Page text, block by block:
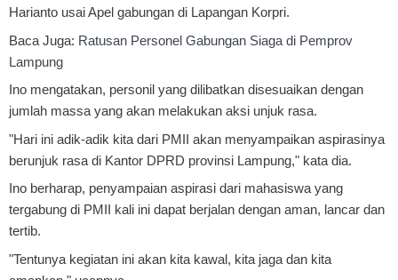
Harianto usai Apel gabungan di Lapangan Korpri.
Baca Juga: Ratusan Personel Gabungan Siaga di Pemprov
Lampung
Ino mengatakan, personil yang dilibatkan disesuaikan dengan
jumlah massa yang akan melakukan aksi unjuk rasa.
"Hari ini adik-adik kita dari PMII akan menyampaikan aspirasinya
berunjuk rasa di Kantor DPRD provinsi Lampung," kata dia.
Ino berharap, penyampaian aspirasi dari mahasiswa yang
tergabung di PMII kali ini dapat berjalan dengan aman, lancar dan
tertib.
"Tentunya kegiatan ini akan kita kawal, kita jaga dan kita